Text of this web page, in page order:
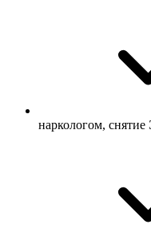
наркологом,